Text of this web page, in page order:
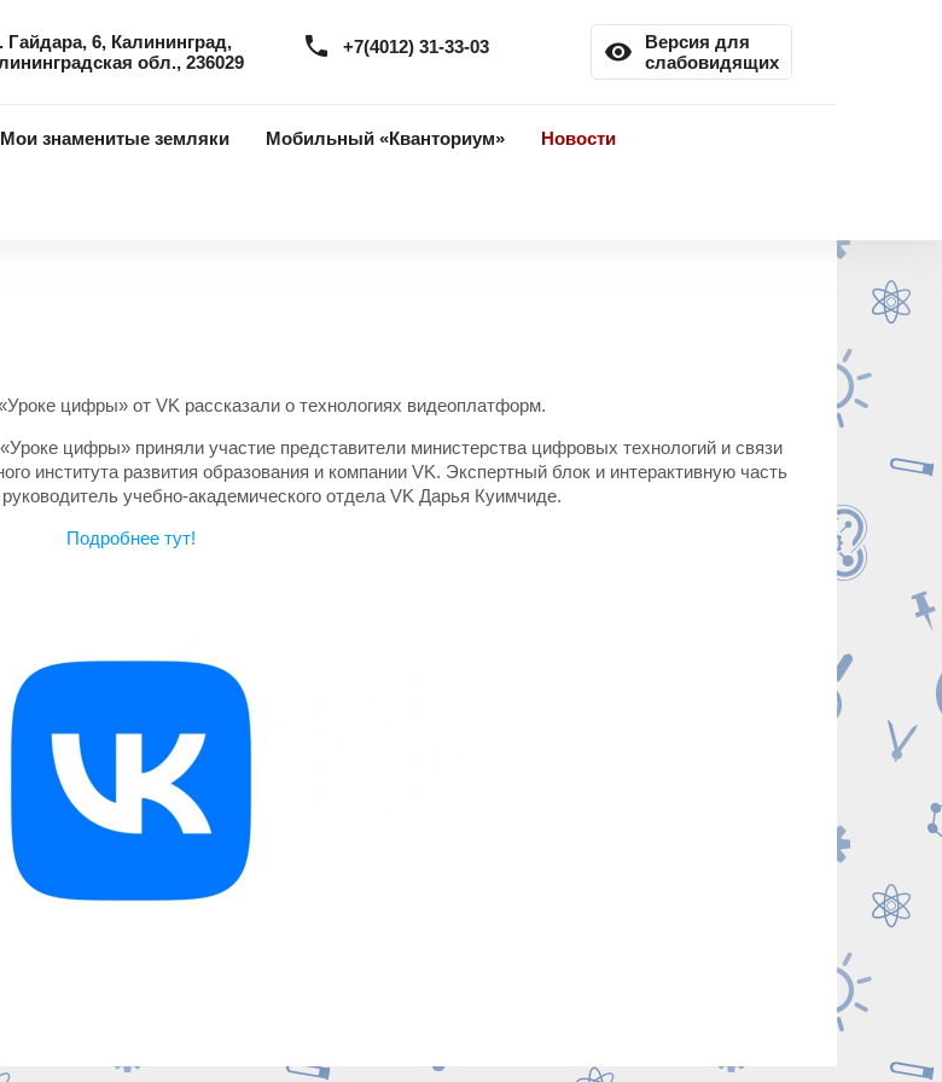
Гайдара, 6, Калининград,
обл., 236029
phone +7(4012) 31-33-03 remove_red_eye
Версия для
слабовидящих
Мои знаменитые земляки Мобильный «Кванториум» Новости
цифры» от VK рассказали о технологиях видеоплатформ.
цифры» приняли участие представители министерства цифровых технологий и связи
института развития образования и компании VK. Экспертный блок и интерактивную часть
руководитель учебно-академического отдела VK Дарья Куимчиде.
Подробнее тут!